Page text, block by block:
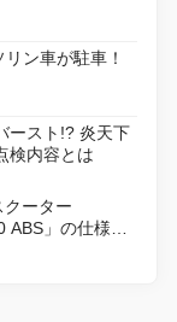
ン車が駐車！
ースト!? 炎天下
検内容とは
ーター
ABS」の仕様を